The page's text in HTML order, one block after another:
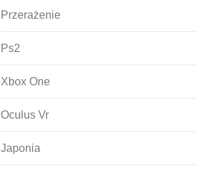
Przerażenie
Ps2
Xbox One
Oculus Vr
Japonia